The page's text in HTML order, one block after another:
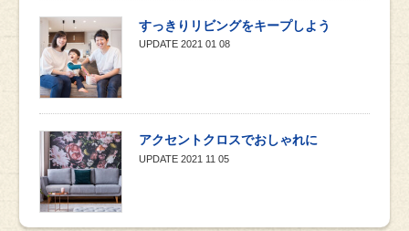
すっきりリビングをキープしよう
UPDATE 2021 01 08
アクセントクロスでおしゃれに
UPDATE 2021 11 05